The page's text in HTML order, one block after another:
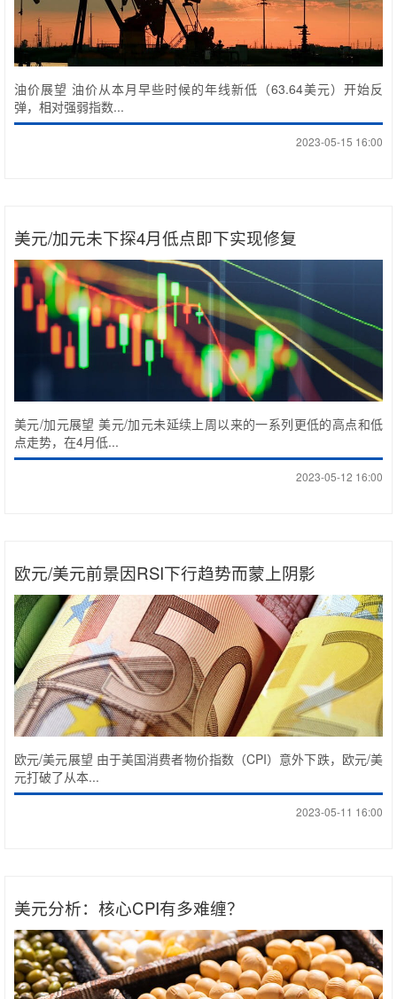
油价展望 油价从本月早些时候的年线新低（63.64美元）开始反
弹，相对强弱指数...
2023-05-15 16:00
美元/加元未下探4月低点即下实现修复
美元/加元展望 美元/加元未延续上周以来的一系列更低的高点和低
点走势，在4月低...
2023-05-12 16:00
欧元/美元前景因RSI下行趋势而蒙上阴影
欧元/美元展望 由于美国消费者物价指数（CPI）意外下跌，欧元/美
元打破了从本...
2023-05-11 16:00
美元分析：核心CPI有多难缠？